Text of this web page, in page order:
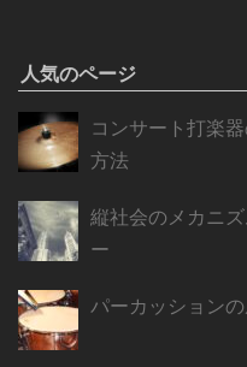
人気のページ
コンサート打楽
方法
縦社会のメカニ
ー
パーカッション